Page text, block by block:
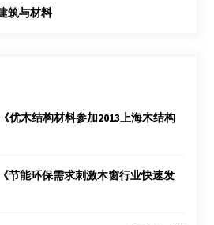
筑与材料
优木结构材料参加2013上海木结构
节能环保需求刺激木窗行业快速发